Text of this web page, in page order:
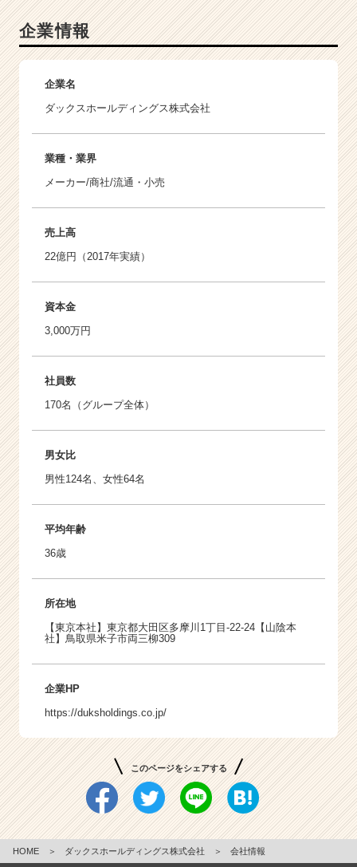
企業情報
企業名
ダックスホールディングス株式会社
業種・業界
メーカー/商社/流通・小売
売上高
22億円（2017年実績）
資本金
3,000万円
社員数
170名（グループ全体）
男女比
男性124名、女性64名
平均年齢
36歳
所在地
【東京本社】東京都大田区多摩川1丁目-22-24【山陰本
社】鳥取県米子市両三柳309
企業HP
https://duksholdings.co.jp/
このページをシェアする
HOME ＞ ダックスホールディングス株式会社 ＞ 会社情報